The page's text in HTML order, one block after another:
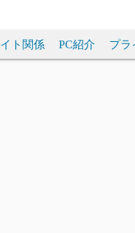
ト関係 PC紹介 プラ